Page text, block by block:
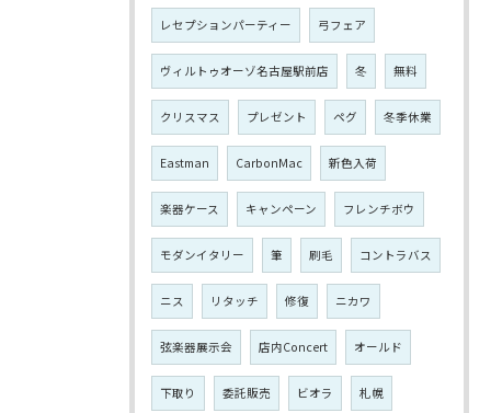
レセプションパーティー 弓フェア
ヴィルトゥオーゾ名古屋駅前店 冬 無料
クリスマス プレゼント ペグ 冬季休業
Eastman CarbonMac 新色入荷
楽器ケース キャンペーン フレンチボウ
モダンイタリー 筆 刷毛 コントラバス
ニス リタッチ 修復 ニカワ
弦楽器展示会 店内Concert オールド
下取り 委託販売 ビオラ 札幌